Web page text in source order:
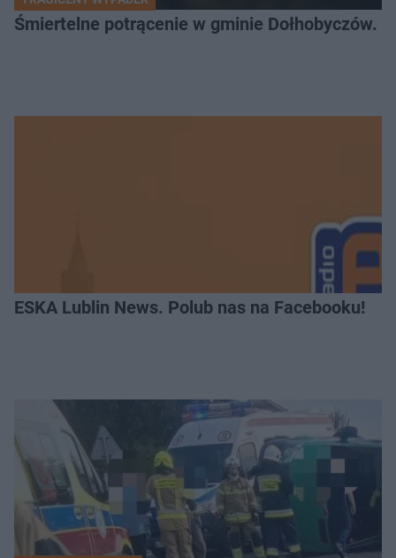
Śmiertelne potrącenie w gminie Dołhobyczów.
ESKA Lublin News. Polub nas na Facebooku!